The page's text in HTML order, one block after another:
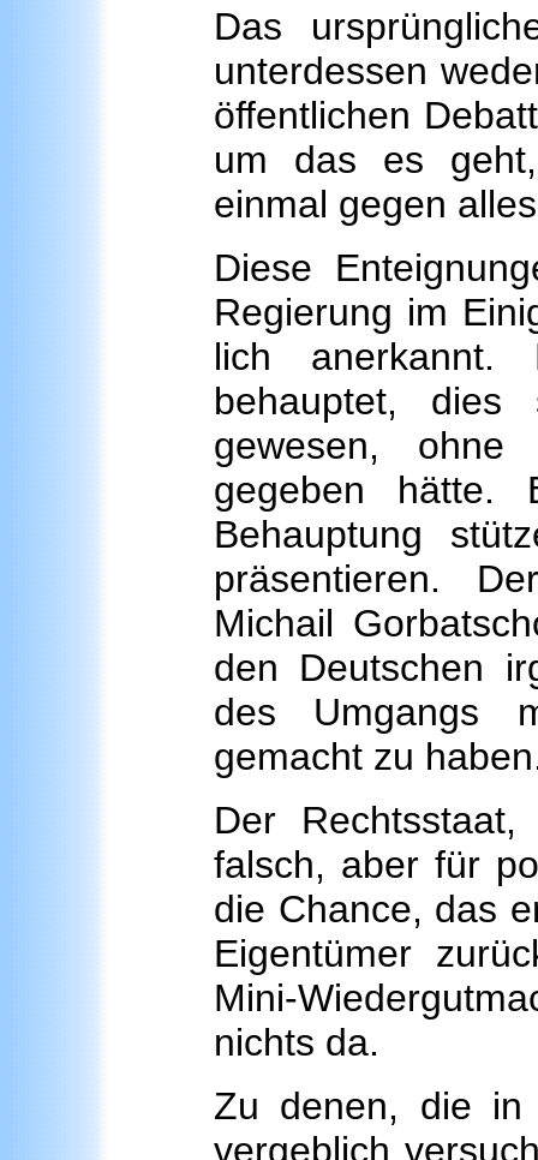
Das
unterdessen
öffentlichen
um das es
einmal gegen
Diese
Regierung im
lich anerkannt.
behauptet,
gewesen, ohne
gegeben hätte.
Behauptung
präsentieren.
Michail
den Deutschen
des Umgangs
gemacht zu
Der
falsch, aber für
die Chance, das
Eigentümer
Mini-
nichts da.
Zu denen, die in
vergeblich